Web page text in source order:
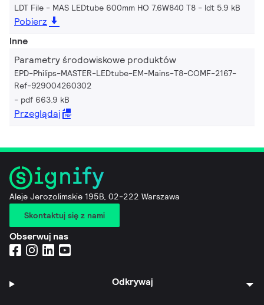
LDT File - MAS LEDtube 600mm HO 7.6W840 T8 ldt 5.9 kB
Pobierz
Inne
Parametry środowiskowe produktów
EPD-Philips-MASTER-LEDtube-EM-Mains-T8-COMF-2167-
Ref-929004260302
pdf 663.9 kB
Przeglądaj
Aleje Jerozolimskie 195B, 02-222 Warszawa
Skontaktuj się z nami
Obserwuj nas
Odkrywaj